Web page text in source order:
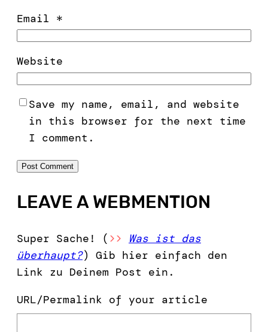
Email *
Website
Save my name, email, and website
in this browser for the next time
I comment.
LEAVE A WEBMENTION
Super Sache! ( >>
Was ist das
überhaupt?) Gib hier einfach den
Link zu Deinem Post ein.
URL/Permalink of your article